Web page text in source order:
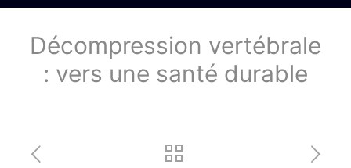
Décompression vertébrale
: vers une santé durable